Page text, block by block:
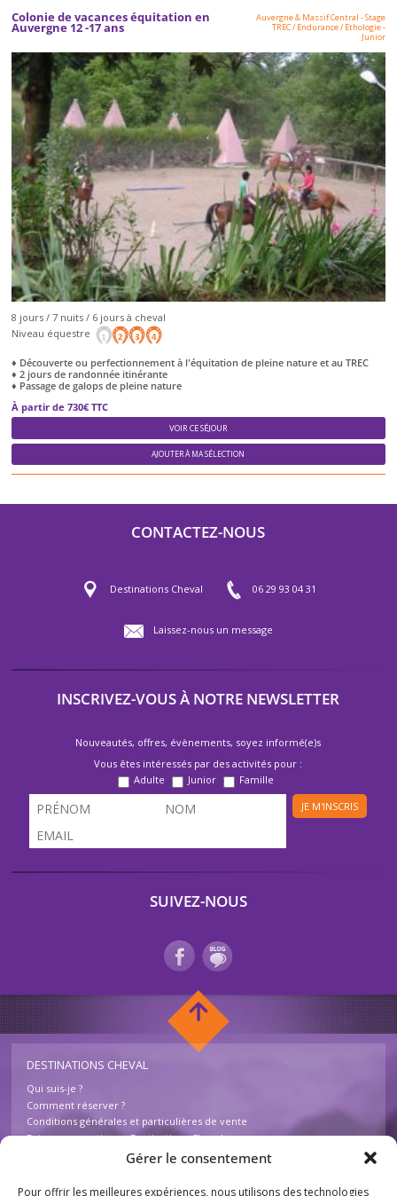
Gérer le consentement
Pour offrir les meilleures expériences, nous utilisons des technologies
Colonie de vacances équitation en
Auvergne 12 -17 ans
Auvergne & Massif Central -Stage
TREC / Endurance / Ethologie-
Junior
8 jours / 7 nuits / 6 jours à cheval
Niveau équestre
♦ Découverte ou perfectionnement à l'équitation de pleine nature et au TREC
♦ 2 jours de randonnée itinérante
♦ Passage de galops de pleine nature
À partir de 730€ TTC
VOIR CE SÉJOUR
AJOUTER À MA SÉLECTION
CONTACTEZ-NOUS
Destinations Cheval 06 29 93 04 31
Laissez-nous un message
INSCRIVEZ-VOUS À NOTRE NEWSLETTER
Nouveautés, offres, évènements, soyez informé(e)s
Vous êtes intéressés par des activités pour :
Adulte
Junior
Famille
JE M'INSCRIS
SUIVEZ-NOUS
DESTINATIONS CHEVAL
Qui suis-je ?
Comment réserver ?
Conditions générales et particulières de vente
Foire aux questions – Destinations Cheval